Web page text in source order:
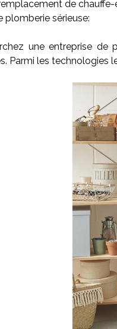
de
plomberie sérieuse:
une entreprise de
Parmi les technologies